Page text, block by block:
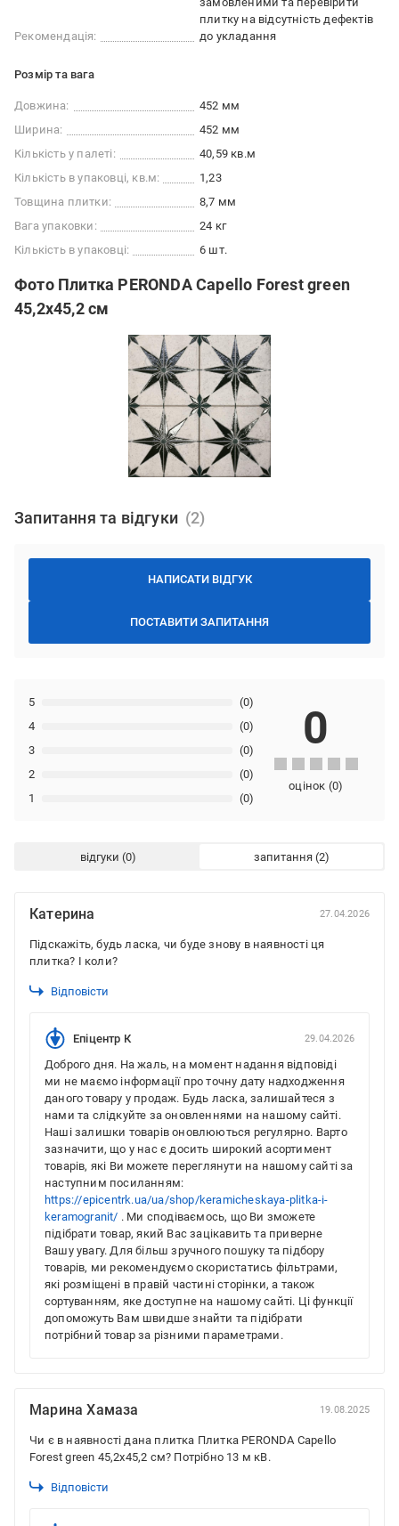
Рекомендація:
плитку на відсутність дефектів
до укладання
Розмір та вага
Довжина:
452 мм
Ширина:
452 мм
Кількість у палеті:
40,59 кв.м
Кількість в упаковці, кв.м:
1,23
Товщина плитки:
8,7 мм
Вага упаковки:
24 кг
Кількість в упаковці:
6 шт.
Фото Плитка PERONDA Capello Forest green
45,2x45,2 см
Запитання та відгуки
НАПИСАТИ ВІДГУК
ПОСТАВИТИ ЗАПИТАННЯ
1 (0)
2 (0)
3 (0)
4 (0)
5 (0)
0
оцінок (0)
відгуки запитання
Катерина 27.04.2026
Підскажіть, будь ласка, чи буде знову в наявності ця
плитка? І коли?
Відповісти
Епіцентр К 29.04.2026
Доброго дня. На жаль, на момент надання відповіді
ми не маємо інформації про точну дату надходження
даного товару у продаж. Будь ласка, залишайтеся з
нами та слідкуйте за оновленнями на нашому сайті.
Наші залишки товарів оновлюються регулярно. Варто
зазначити, що у нас є досить широкий асортимент
товарів, які Ви можете переглянути на нашому сайті за
наступним посиланням:
https://epicentrk.ua/ua/shop/keramicheskaya-plitka-i-
keramogranit/ . Ми сподіваємось, що Ви зможете
підібрати товар, який Вас зацікавить та приверне
Вашу увагу. Для більш зручного пошуку та підбору
товарів, ми рекомендуємо скористатись фільтрами,
які розміщені в правій частині сторінки, а також
сортуванням, яке доступне на нашому сайті. Ці функції
допоможуть Вам швидше знайти та підібрати
потрібний товар за різними параметрами.
Марина Хамаза 19.08.2025
Чи є в наявності дана плитка Плитка PERONDA Capello
Forest green 45,2x45,2 см? Потрібно 13 м кВ.
Відповісти